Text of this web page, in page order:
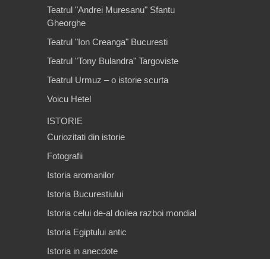
Teatrul "Andrei Muresanu" Sfantu
Gheorghe
Teatrul "Ion Creanga" Bucuresti
Teatrul "Tony Bulandra" Targoviste
Teatrul Urmuz – o istorie scurta
Voicu Hetel
ISTORIE
Curiozitati din istorie
Fotografii
Istoria aromanilor
Istoria Bucurestiului
Istoria celui de-al doilea razboi mondial
Istoria Egiptului antic
Istoria in anecdote